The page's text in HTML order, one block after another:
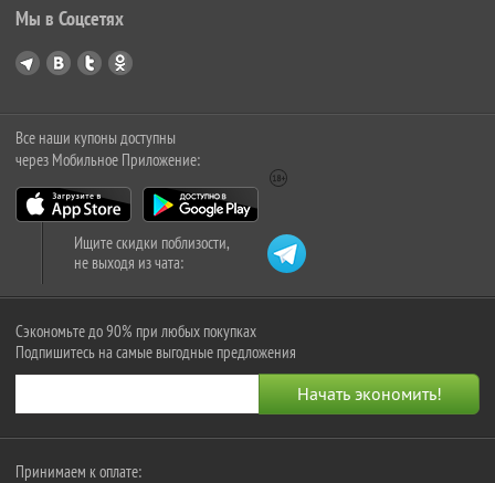
Мы в Соцсетях
Все наши купоны доступны
через Мобильное Приложение:
Ищите скидки поблизости,
не выходя из чата:
Сэкономьте до 90% при любых покупках
Подпишитесь на самые выгодные предложения
Принимаем к оплате: